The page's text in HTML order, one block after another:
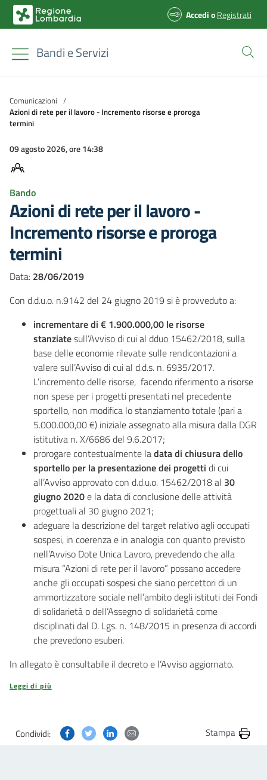
AccedioRegistrati
Bandi e Servizi
Comunicazioni /
Azioni di rete per il lavoro - Incremento risorse e proroga
termini
09 agosto 2026, ore 14:38
Bando
Azioni di rete per il lavoro -
Incremento risorse e proroga
termini
Data: 28/06/2019
Con d.d.u.o. n.9142 del 24 giugno 2019 si è provveduto a:
incrementare di € 1.900.000,00 le risorse
stanziatesull’Avviso di cui al dduo 15462/2018, sulla
base delle economie rilevate sulle rendicontazioni a
valere sull’Avviso di cui al d.d.s. n. 6935/2017.
L’incremento delle risorse, facendo riferimento a risorse
non spese per i progetti presentati nel precedente
sportello, non modifica lo stanziamento totale (pari a
5.000.000,00 €) iniziale assegnato alla misura dalla DGR
istitutiva n. X/6686 del 9.6.2017;
prorogare contestualmente ladata di chiusura dello
sportello per la presentazione dei progetti di cui
all’Avviso approvato con d.d.u.o. 15462/2018 al 30
giugno 2020e la data di conclusione delle attività
progettuali al 30 giugno 2021;
adeguare la descrizione del target relativo agli occupati
sospesi, in coerenza e in analogia con quanto previsto
nell’Avviso Dote Unica Lavoro, prevedendo che alla
misura “Azioni di rete per il lavoro” possano accedere
anche gli occupati sospesi che siano percettori di un
ammortizzatore sociale nell’ambito degli istituti dei Fondi
di solidarietà o dell’Assegno di solidarietà come
disciplinati dal D. Lgs. n. 148/2015 in presenza di accordi
che prevedono esuberi.
In allegato è consultabile il decreto e l’Avviso aggiornato.
Leggi di più
Condividi: Condividi questa pagina su Facebook
Condividi questa pagina su Twitter
Condividi questa pagina su Linkedin
Condividi questa pagina via
Stampa